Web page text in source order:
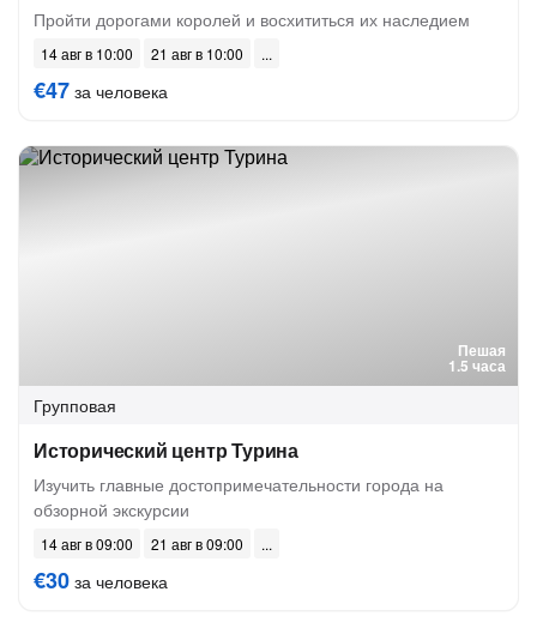
Пройти дорогами королей и восхититься их наследием
14 авг в 10:00 21 авг в 10:00
€47 за человека
Пешая
1.5 часа
Групповая
Исторический центр Турина
Изучить главные достопримечательности города на
обзорной экскурсии
14 авг в 09:00 21 авг в 09:00
€30 за человека